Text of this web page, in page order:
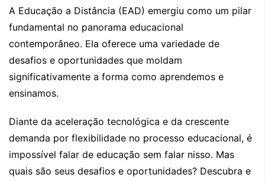
A Educação a Distância (EAD) emergiu como um pilar
fundamental no panorama educacional
contemporâneo. Ela oferece uma variedade de
desafios e oportunidades que moldam
significativamente a forma como aprendemos e
ensinamos.
Diante da aceleração tecnológica e da crescente
demanda por flexibilidade no processo educacional, é
impossível falar de educação sem falar nisso. Mas
quais são seus desafios e oportunidades? Descubra e